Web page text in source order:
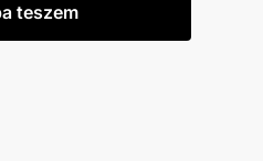
teszem